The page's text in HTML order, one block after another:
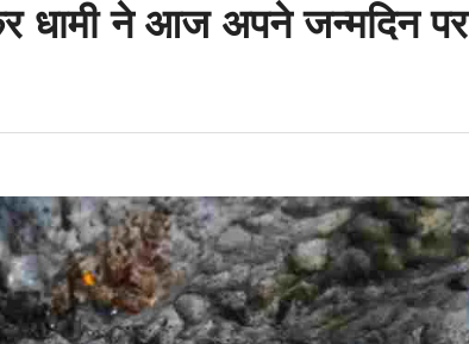
धामी ने आज अपने जन्मदिन पर